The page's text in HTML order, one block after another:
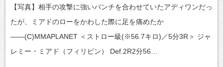
【写真】相手の攻撃に強いパンチを合わせていたアディワンだっ
たが、ミアドのローをかわした際に足を痛めたか
――(C)MMAPLANET ＜ストロー級(※56.7キロ)／5分3R＞ ジャ
レミー・ミアド（フィリピン） Def.2R2分56…